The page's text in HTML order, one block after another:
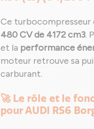
Ce turbocompresseur
480 CV de 4172 cm3.
et la performance
moteur retrouve sa
carburant.
🚀 Le rôle et le
pour AUDI RS6